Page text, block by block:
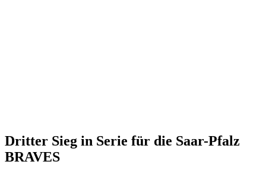
Dritter Sieg in Serie für die Saar-Pfalz
BRAVES